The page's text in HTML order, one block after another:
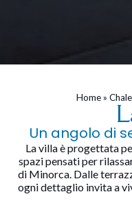
Home»
Un angolo di
La villa è progettata
spazi pensati per
di Minorca. Dalle
ogni dettaglio invita a